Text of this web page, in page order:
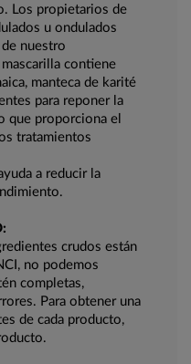
Los propietarios de
u ondulados
nuestro
contiene
manteca de karité
para reponer la
que proporciona el
tratamientos
a reducir la
crudos están
no podemos
completas,
Para obtener una
de cada producto,